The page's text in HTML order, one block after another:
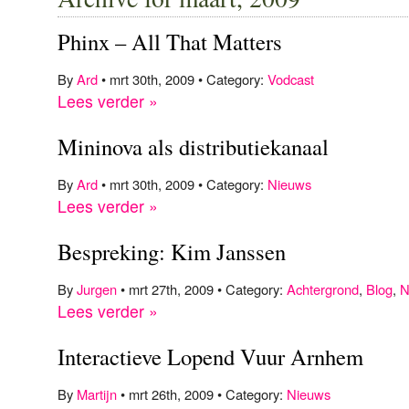
Phinx – All That Matters
ByArd• mrt 30th, 2009 • Category: Vodcast
Lees verder »
Mininova als distributiekanaal
ByArd• mrt 30th, 2009 • Category: Nieuws
Lees verder »
Bespreking: Kim Janssen
ByJurgen• mrt 27th, 2009 • Category: Achtergrond, Blog,
Lees verder »
Interactieve Lopend Vuur Arnhem
By Martijn• mrt 26th, 2009 • Category: Nieuws